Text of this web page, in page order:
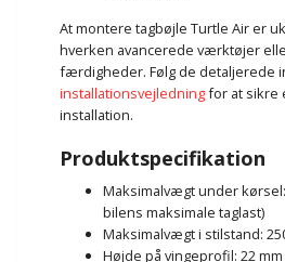
At montere tagbøjle Turtle Air er
hverken avancerede værktøjer
færdigheder. Følg de detaljerede
installationsvejledningfor at sikre
installation.
Produktspecifikation
Maksimalvægt under
bilens maksimale taglast)
Maksimalvægt i stilstand:
Højde på vingeprofil: 22 mm